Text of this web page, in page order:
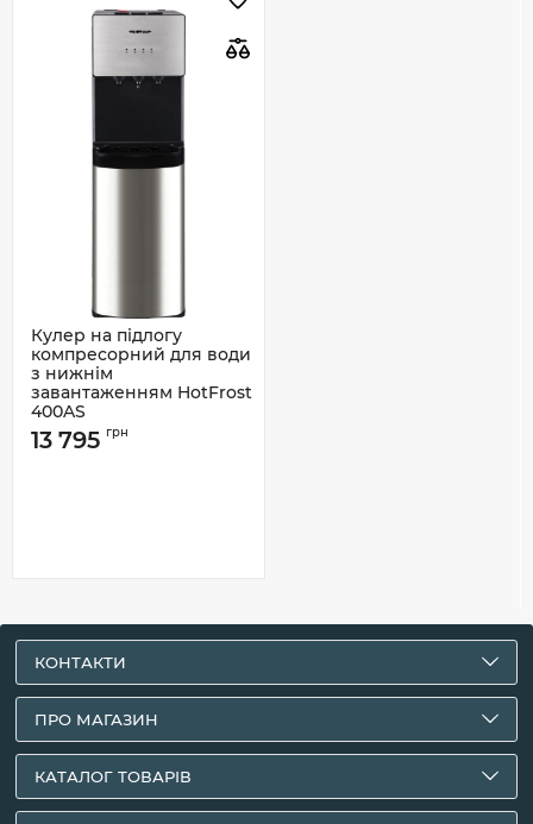
Кулер на підлогу
компресорний для води
з нижнім
завантаженням HotFrost
400AS
13 795 грн
КОНТАКТИ
ПРО МАГАЗИН
КАТАЛОГ ТОВАРІВ